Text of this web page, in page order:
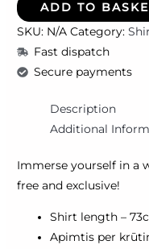
ADD TO
SKU: N/A Category:
Fast dispatch
Secure payments
Description
Additional
Immerse yourself in a
free and exclusive!
Shirt length –
Apimtis per